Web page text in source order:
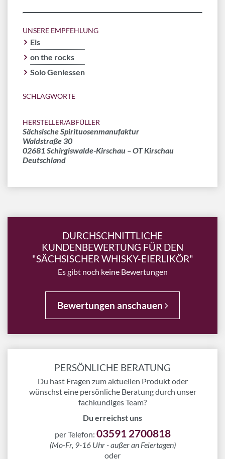
UNSERE EMPFEHLUNG
Eis
on the rocks
Solo Geniessen
SCHLAGWORTE
HERSTELLER/ABFÜLLER
Sächsische Spirituosenmanufaktur
Waldstraße 30
02681 Schirgiswalde-Kirschau – OT Kirschau
Deutschland
DURCHSCHNITTLICHE
KUNDENBEWERTUNG FÜR DEN
"SÄCHSISCHER WHISKY-EIERLIKÖR"
Es gibt noch keine Bewertungen
Bewertungen anschauen
PERSÖNLICHE BERATUNG
Du hast Fragen zum aktuellen Produkt oder
wünschst eine persönliche Beratung durch unser
fachkundiges Team?
Du erreichst uns
per Telefon: 03591 2700818
(Mo-Fr, 9-16 Uhr - außer an Feiertagen)
oder